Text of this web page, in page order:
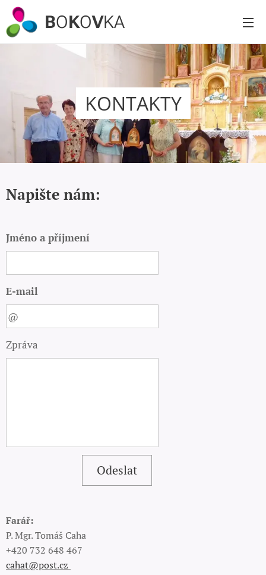
BOKOVKA
KONTAKTY
Napište nám:
Jméno a příjmení
E-mail
Zpráva
Odeslat
Farář:
P. Mgr. Tomáš Caha
+420 732 648 467
cahat@post.cz